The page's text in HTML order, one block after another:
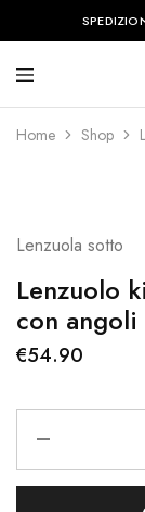
è
a
Home Shop
Lenzuola sotto
Lenzuolo
con angoli
€54.90